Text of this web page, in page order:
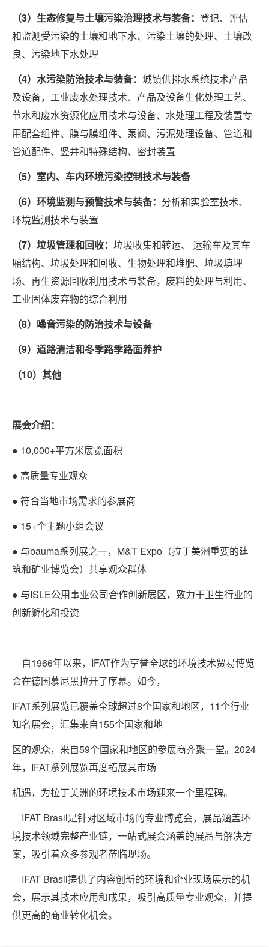
（3）生态修复与土壤污染治理技术与装备： 登记、评估
和监测受污染的土壤和地下水、污染土壤的处理、土壤改
良、污染地下水处理
（4）水污染防治技术与装备： 城镇供排水系统技术产品
及设备，工业废水处理技术、产品及设备生化处理工艺、
节水和废水资源化应用技术与设备、水处理工程及装置专
用配套组件、膜与膜组件、泵阀、污泥处理设备、管道和
管道配件、竖井和特殊结构、密封装置
（5）室内、车内环境污染控制技术与装备
（6）环境监测与预警技术与装备： 分析和实验室技术、
环境监测技术与装置
（7）垃圾管理和回收： 垃圾收集和转运、 运输车及其车
厢结构、垃圾处理和回收、生物处理和堆肥、垃圾填埋
场、再生资源回收利用技术与装备，废料的处理与利用、
工业固体废弃物的综合利用
（8）噪音污染的防治技术与设备
（9）道路清洁和冬季路季路面养护
（10）其他
展会介绍：
● 10,000+平方米展览面积
● 高质量专业观众
● 符合当地市场需求的参展商
● 15+个主题小组会议
● 与bauma系列展之一，M&T Expo（拉丁美洲重要的建
筑和矿业博览会）共享观众群体
● 与ISLE公用事业公司合作创新展区，致力于卫生行业的
创新孵化和投资
自1966年以来，IFAT作为享誉全球的环境技术贸易博览
会在德国慕尼黑拉开了序幕。如今，
IFAT系列展览已覆盖全球超过8个国家和地区，11个行业
知名展会，汇集来自155个国家和地
区的观众，来自59个国家和地区的参展商齐聚一堂。2024
年，IFAT系列展览再度拓展其市场
机遇，为拉丁美洲的环境技术市场迎来一个里程碑。
IFAT Brasil是针对区域市场的专业博览会，展品涵盖环
境技术领域完整产业链，一站式展会涵盖的展品与解决方
案，吸引着众多参观者莅临现场。
IFAT Brasil提供了内容创新的环境和企业现场展示的机
会，展示其技术应用和成果，吸引高质量专业观众，并提
供更高的商业转化机会。